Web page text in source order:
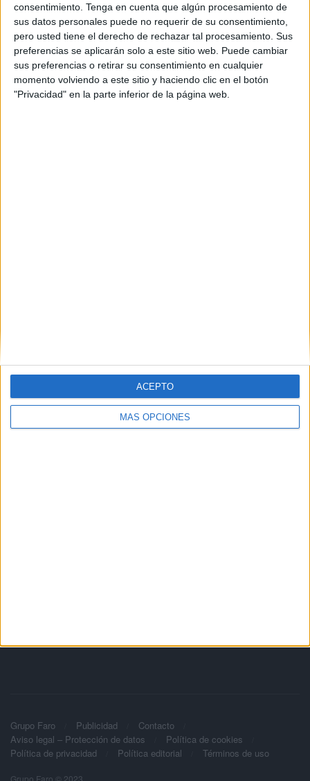
consentimiento. Tenga en cuenta que algún procesamiento de
sus datos personales puede no requerir de su consentimiento,
pero usted tiene el derecho de rechazar tal procesamiento. Sus
preferencias se aplicarán solo a este sitio web. Puede cambiar
sus preferencias o retirar su consentimiento en cualquier
momento volviendo a este sitio y haciendo clic en el botón
"Privacidad" en la parte inferior de la página web.
MÁS OPCIONES
ACEPTO
No los odio, pero los desprecio
HACE 2 HORAS
Sin pelos en la lengua
HACE 2 HORAS
Grupo Faro Publicidad
Contacto
Aviso legal – Protección de datos
Política de cookies
Política de privacidad
Política editorial Términos de uso